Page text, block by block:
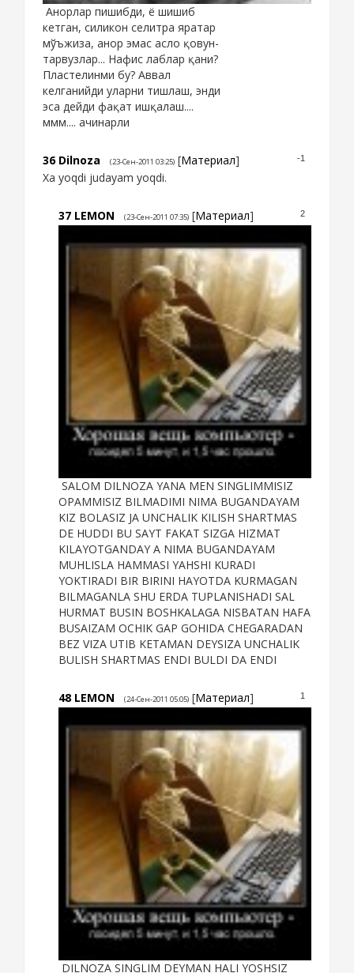
Анорлар пишибди, ё шишиб
кетган, силикон селитра яратар
мўъжиза, анор эмас асло қовун-
тарвузлар... Нафис лаблар қани?
Пластелинми бу? Аввал
келганийди уларни тишлаш, энди
эса дейди фақат ишқалаш....
ммм.... ачинарли
-1
36 Dilnoza (23-Сен-2011 03:25) [Материал]
Xa yoqdi judayam yoqdi.
2
37 LEMON (23-Сен-2011 07:35) [Материал]
SALOM DILNOZA YANA MEN SINGLIMMISIZ
OPAMMISIZ BILMADIMI NIMA BUGANDAYAM
KIZ BOLASIZ JA UNCHALIK KILISH SHARTMAS
DE HUDDI BU SAYT FAKAT SIZGA HIZMAT
KILAYOTGANDAY A NIMA BUGANDAYAM
MUHLISLA HAMMASI YAHSHI KURADI
YOKTIRADI BIR BIRINI HAYOTDA KURMAGAN
BILMAGANLA SHU ERDA TUPLANISHADI SAL
HURMAT BUSIN BOSHKALAGA NISBATAN HAFA
BUSAIZAM OCHIK GAP GOHIDA CHEGARADAN
BEZ VIZA UTIB KETAMAN DEYSIZA UNCHALIK
BULISH SHARTMAS ENDI BULDI DA ENDI
1
48 LEMON (24-Сен-2011 05:05) [Материал]
DILNOZA SINGLIM DEYMAN HALI YOSHSIZ